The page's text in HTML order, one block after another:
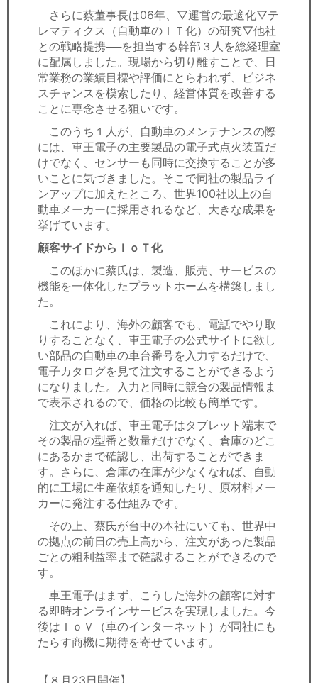
さらに蔡董事長は06年、▽運営の最適化▽テ
レマティクス（自動車のＩＴ化）の研究▽他社
との戦略提携──を担当する幹部３人を総経理室
に配属しました。現場から切り離すことで、日
常業務の業績目標や評価にとらわれず、ビジネ
スチャンスを模索したり、経営体質を改善する
ことに専念させる狙いです。
このうち１人が、自動車のメンテナンスの際
には、車王電子の主要製品の電子式点火装置だ
けでなく、センサーも同時に交換することが多
いことに気づきました。そこで同社の製品ライ
ンアップに加えたところ、世界100社以上の自
動車メーカーに採用されるなど、大きな成果を
挙げています。
顧客サイドからＩｏＴ化
このほかに蔡氏は、製造、販売、サービスの
機能を一体化したプラットホームを構築しまし
た。
これにより、海外の顧客でも、電話でやり取
りすることなく、車王電子の公式サイトに欲し
い部品の自動車の車台番号を入力するだけで、
電子カタログを見て注文することができるよう
になりました。入力と同時に競合の製品情報ま
で表示されるので、価格の比較も簡単です。
注文が入れば、車王電子はタブレット端末で
その製品の型番と数量だけでなく、倉庫のどこ
にあるかまで確認し、出荷することができま
す。さらに、倉庫の在庫が少なくなれば、自動
的に工場に生産依頼を通知したり、原材料メー
カーに発注する仕組みです。
その上、蔡氏が台中の本社にいても、世界中
の拠点の前日の売上高から、注文があった製品
ごとの粗利益率まで確認することができるので
す。
車王電子はまず、こうした海外の顧客に対す
る即時オンラインサービスを実現しました。今
後はＩｏＶ（車のインターネット）が同社にも
たらす商機に期待を寄せています。
【８月23日開催】